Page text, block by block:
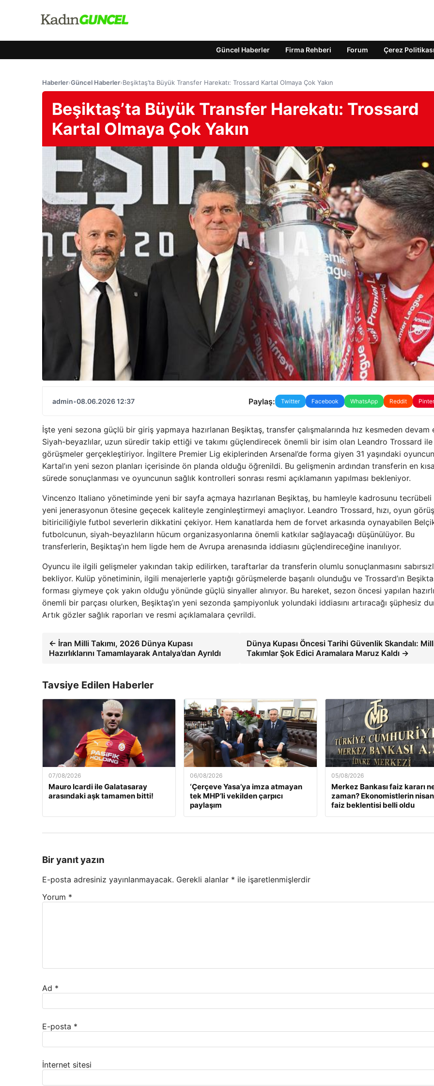
Güncel Haberler Firma Rehberi Forum Çerez Politikası
Haberler›Güncel Haberler›Beşiktaş’ta Büyük Transfer Harekatı: Trossard Kartal Olmaya Çok Yakın
Beşiktaş’ta Büyük Transfer Harekatı: Trossard
Kartal Olmaya Çok Yakın
admin•08.06.2026 12:37 Paylaş: Twitter Facebook WhatsApp Reddit
İşte yeni sezona güçlü bir giriş yapmaya hazırlanan Beşiktaş, transfer çalışmalarında hız kesmeden devam
Siyah-beyazlılar, uzun süredir takip ettiği ve takımı güçlendirecek önemli bir isim olan Leandro Trossard
görüşmeler gerçekleştiriyor. İngiltere Premier Lig ekiplerinden Arsenal’de forma giyen 31 yaşındaki
Kartal’ın yeni sezon planları içerisinde ön planda olduğu öğrenildi. Bu gelişmenin ardından transferin en kısa
sürede sonuçlanması ve oyuncunun sağlık kontrolleri sonrası resmi açıklamanın yapılması bekleniyor.
Vincenzo Italiano yönetiminde yeni bir sayfa açmaya hazırlanan Beşiktaş, bu hamleyle kadrosunu tecrübeli
yeni jenerasyonun ötesine geçecek kaliteyle zenginleştirmeyi amaçlıyor. Leandro Trossard, hızı, oyun
bitiriciliğiyle futbol severlerin dikkatini çekiyor. Hem kanatlarda hem de forvet arkasında oynayabilen
futbolcunun, siyah-beyazlıların hücum organizasyonlarına önemli katkılar sağlayacağı düşünülüyor. Bu
transferlerin, Beşiktaş’ın hem ligde hem de Avrupa arenasında iddiasını güçlendireceğine inanılıyor.
Oyuncu ile ilgili gelişmeler yakından takip edilirken, taraftarlar da transferin olumlu sonuçlanmasını
bekliyor. Kulüp yönetiminin, ilgili menajerlerle yaptığı görüşmelerde başarılı olunduğu ve Trossard’ın
forması giymeye çok yakın olduğu yönünde güçlü sinyaller alınıyor. Bu hareket, sezon öncesi yapılan
önemli bir parçası olurken, Beşiktaş’ın yeni sezonda şampiyonluk yolundaki iddiasını artıracağı şüphesiz
Artık gözler sağlık raporları ve resmi açıklamalara çevrildi.
← İran Milli Takımı, 2026 Dünya Kupası
Hazırlıklarını Tamamlayarak Antalya’dan Ayrıldı
Dünya Kupası Öncesi Tarihi Güvenlik Skandalı:
Takımlar Şok Edici Aramalara Maruz Kaldı →
Tavsiye Edilen Haberler
07/08/2026
Mauro Icardi ile Galatasaray
arasındaki aşk tamamen bitti!
06/08/2026
‘Çerçeve Yasa’ya imza atmayan
tek MHP’li vekilden çarpıcı
paylaşım
05/08/2026
Merkez Bankası faiz kararı
zaman? Ekonomistlerin nisan
faiz beklentisi belli oldu
Bir yanıt yazın
E-posta adresiniz yayınlanmayacak. Gerekli alanlar * ile işaretlenmişlerdir
Yorum *
Ad *
E-posta *
İnternet sitesi